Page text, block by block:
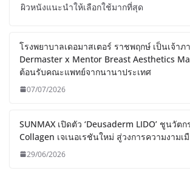
ผิวหนังแนะนำให้เลือกใช้มากที่สุด
โรงพยาบาลเดอมาสเตอร์ ราชพฤกษ์ เป็นเจ้าภ
Dermaster x Mentor Breast Aesthetics
ต้อนรับคณะแพทย์จากนานาประเทศ
07/07/2026
SUNMAX เปิดตัว ‘Deusaderm LIDO’ ชูนวัต
Collagen เจเนอเรชันใหม่ สู่วงการความงามเ
29/06/2026